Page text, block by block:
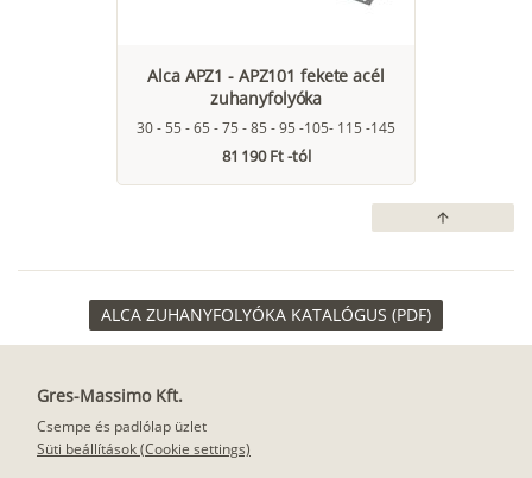
Alca APZ1 - APZ101 fekete acél
zuhanyfolyóka
30 - 55 - 65 - 75 - 85 - 95 -105- 115 -145
81 190 Ft -tól
arrow_upward
ALCA ZUHANYFOLYÓKA KATALÓGUS (PDF)
Gres-Massimo Kft.
Csempe és padlólap üzlet
Süti beállítások (Cookie settings)